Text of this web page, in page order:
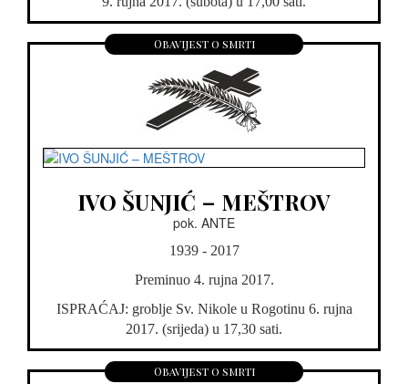
Obavijest o smrti
IVO ŠUNJIĆ – MEŠTROV
pok. ANTE
1939 - 2017
Preminuo 4. rujna 2017.
ISPRAĆAJ: groblje Sv. Nikole u Rogotinu 6. rujna
2017. (srijeda) u 17,30 sati.
Obavijest o smrti